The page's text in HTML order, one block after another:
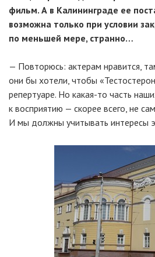
фильм. А в Калининграде ее
возможна только при условии
по меньшей мере, странно…
— Повторюсь: актерам нравится,
они бы хотели, чтобы
репертуаре. Но какая-то часть
к восприятию — скорее всего, не
И мы должны учитывать интересы